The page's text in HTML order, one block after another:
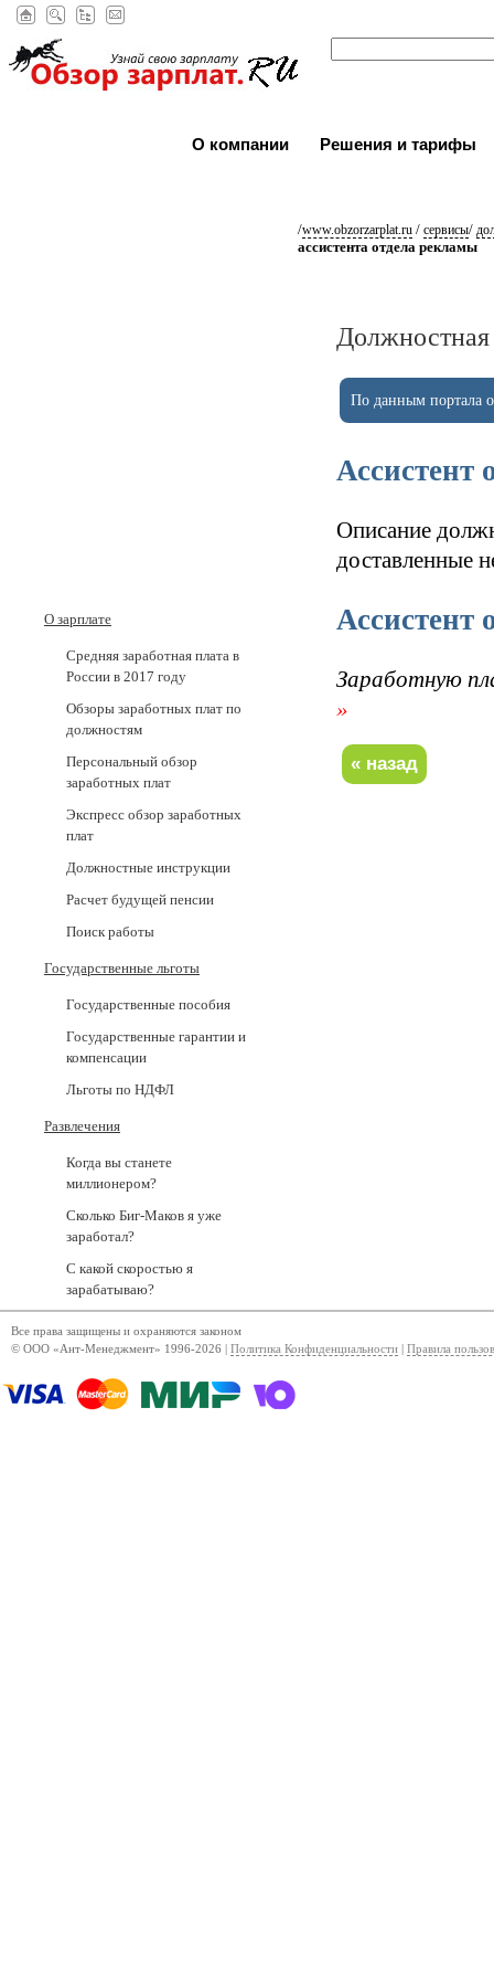
О компании Решения и тарифы
/www.obzorzarplat.ru / сервисы/
ассистента отдела рекламы
О зарплате
Средняя заработная плата в
России в 2017 годy
Обзоры заработных плат по
должностям
Персональный обзор
заработных плат
Экспресс обзор заработных
плат
Должностные инструкции
Расчет будущей пенсии
Поиск работы
Государственные льготы
Государственные пособия
Государственные гарантии и
компенсации
Льготы по НДФЛ
Развлечения
Когда вы станете
миллионером?
Сколько Биг-Маков я уже
заработал?
С какой скоростью я
зарабатываю?
Должностная
По данным портала
Ассистент
Описание
доставленные
Ассистент
Заработную
»
Все права защищены и охраняются законом
© ООО «Ант-Менеджмент» 1996-2026 | Политика Конфиденциальности Правила